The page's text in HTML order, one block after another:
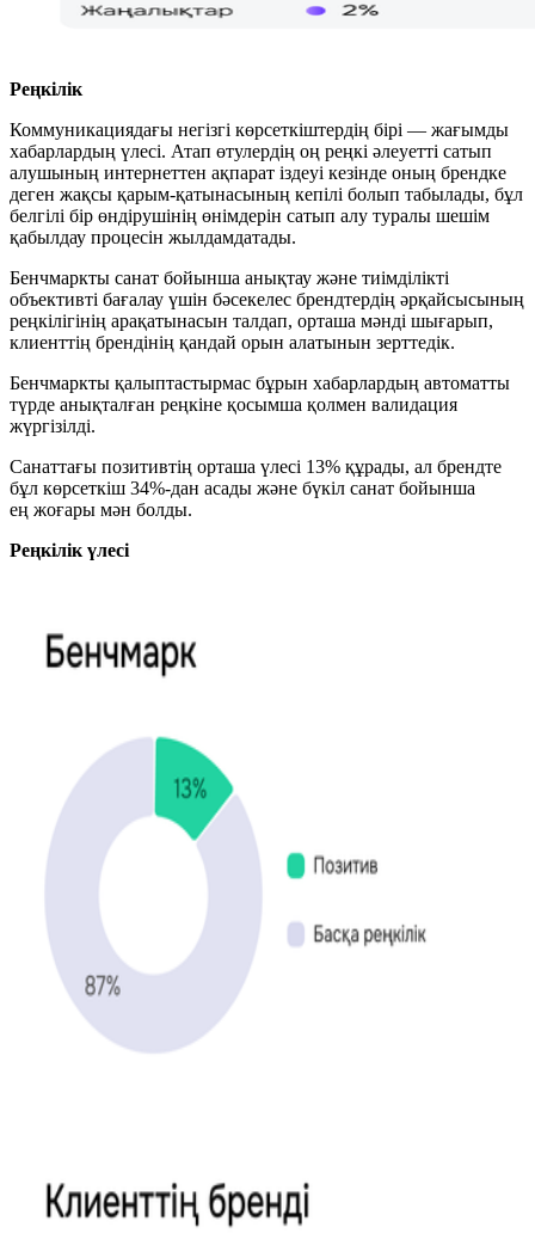
Реңкілік
Коммуникациядағы негізгі көрсеткіштердің бірі — жағымды
хабарлардың үлесі. Атап өтулердің оң реңкі әлеуетті сатып
алушының интернеттен ақпарат іздеуі кезінде оның брендке
деген жақсы қарым-қатынасының кепілі болып табылады, бұл
белгілі бір өндірушінің өнімдерін сатып алу туралы шешім
қабылдау процесін жылдамдатады.
Бенчмаркты санат бойынша анықтау және тиімділікті
объективті бағалау үшін бәсекелес брендтердің әрқайсысының
реңкілігінің арақатынасын талдап, орташа мәнді шығарып,
клиенттің брендінің қандай орын алатынын зерттедік.
Бенчмаркты қалыптастырмас бұрын хабарлардың автоматты
түрде анықталған реңкіне қосымша қолмен валидация
жүргізілді.
Санаттағы позитивтің орташа үлесі 13% құрады, ал брендте
бұл көрсеткіш 34%-дан асады және бүкіл санат бойынша
ең жоғары мән болды.
Реңкілік үлесі